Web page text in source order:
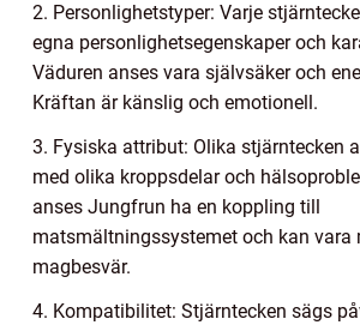
2. Personlighetstyper: Varje
egna personlighetsegenskaper och
Väduren anses vara självsäker och
Kräftan är känslig och emotionell.
3. Fysiska attribut: Olika stjärntecken
med olika kroppsdelar och
anses Jungfrun ha en koppling till
matsmältningssystemet och kan vara
magbesvär.
4. Kompatibilitet: Stjärntecken sägs